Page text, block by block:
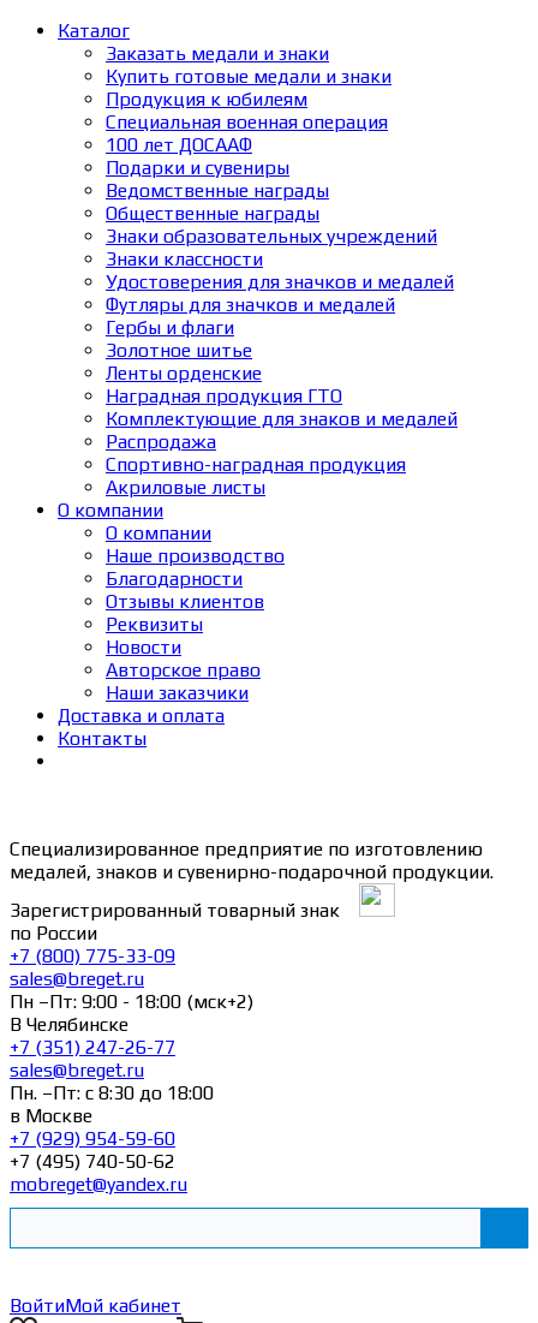
Каталог
Заказать медали и знаки
Купить готовые медали и знаки
Продукция к юбилеям
Специальная военная операция
100 лет ДОСААФ
Подарки и сувениры
Ведомственные награды
Общественные награды
Знаки образовательных учреждений
Знаки классности
Удостоверения для значков и медалей
Футляры для значков и медалей
Гербы и флаги
Золотное шитье
Ленты орденские
Наградная продукция ГТО
Комплектующие для знаков и медалей
Распродажа
Спортивно-наградная продукция
Акриловые листы
О компании
О компании
Наше производство
Благодарности
Отзывы клиентов
Реквизиты
Новости
Авторское право
Наши заказчики
Доставка и оплата
Контакты
Специализированное предприятие по изготовлению
медалей, знаков и сувенирно-подарочной продукции.
Зарегистрированный товарный знак
по России
+7 (800) 775-33-09
sales@breget.ru
Пн –Пт: 9:00 - 18:00 (мск+2)
В Челябинске
+7 (351) 247-26-77
sales@breget.ru
Пн. –Пт: с 8:30 до 18:00
в Москве
+7 (929) 954-59-60
+7 (495) 740-50-62
mobreget@yandex.ru
ВойтиМой кабинет